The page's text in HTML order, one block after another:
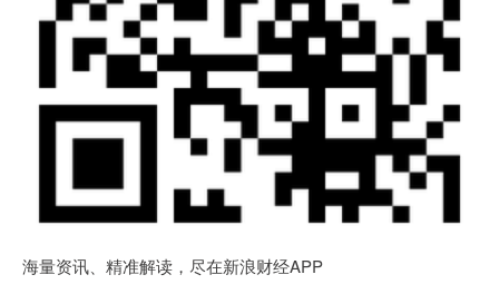
海量资讯、精准解读，尽在新浪财经APP